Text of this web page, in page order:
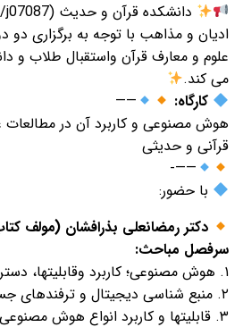
ادیان و مذاهب با توجه به برگزاری دو
علوم و معارف قرآن واستقبال طلاب و
می کند.
کارگاه:
——
هوش مصنوعی و کاربرد آن در مطالعات
قرآنی و حدیثی
——-
با حضور:
دکتر رمضانعلی بذرافشان (مولف
سرفصل مباحث:
۱. هوش مصنوعی؛ کاربرد وقابلیتها، دسترسی و استفاده
۲. منبع شناسی دیجیتال و ترفندهای جستجوی حرفه ای
۳. قابلیتها و کاربرد انواع هوش